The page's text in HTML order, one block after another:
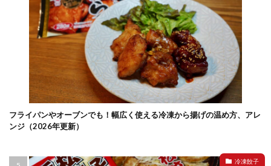
フライパンやオーブンでも！幅広く使える冷凍から揚げの温め方、アレ
ンジ（2026年更新）
冷凍餃子